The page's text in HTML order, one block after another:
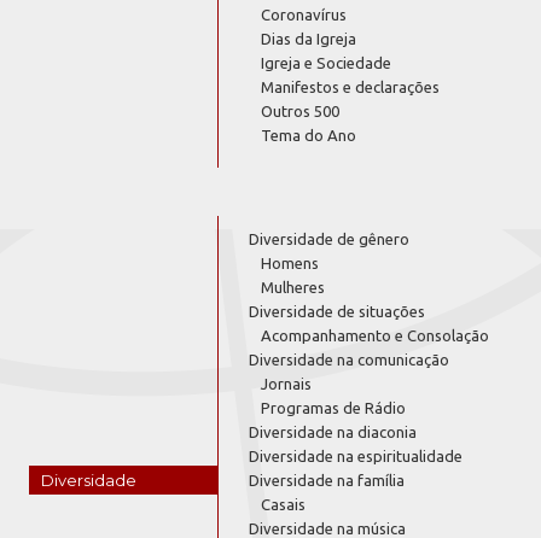
Coronavírus
Dias da Igreja
Igreja e Sociedade
Manifestos e declarações
Outros 500
Tema do Ano
Diversidade
Diversidade de gênero
Homens
Mulheres
Diversidade de situações
Acompanhamento e Consolação
Diversidade na comunicação
Jornais
Programas de Rádio
Diversidade na diaconia
Diversidade na espiritualidade
Diversidade na família
Casais
Diversidade na música